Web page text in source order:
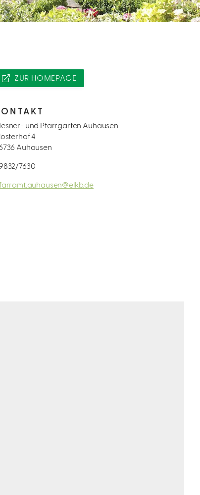
ZUR HOMEPAGE
und Pfarrgarten Auhausen
4
Auhausen
7630